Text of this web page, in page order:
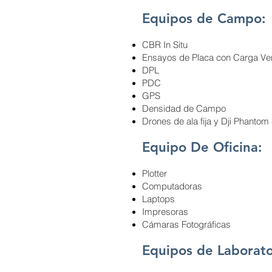
Ing. Margarita del Carmen
Ing. Manuel Antonio Galiano
Ing. Miguel Antonio Figueroa
Ing. M. Quispe Ing. Jhon
Ing. M. Anderson
Ing. M. Carranza
Ing. C. Collado
Ing. Toro
Ing. Puelles
Ing. Juan Rojas
Ing. Johnny Alor
Ing. Alexis Escalante
Ing. José Luis flores Abreu
Econ. Mario Chávez Merino
Equipos de Campo:
CBR In Situ
Ensayos de Placa con Carga
DPL
PDC
GPS
Densidad de Campo
Drones de ala fija y Dji Phantom
Equipo De Oficina:
Plotter
Computadoras
Laptops
Impresoras
Cámaras Fotográficas
Equipos de